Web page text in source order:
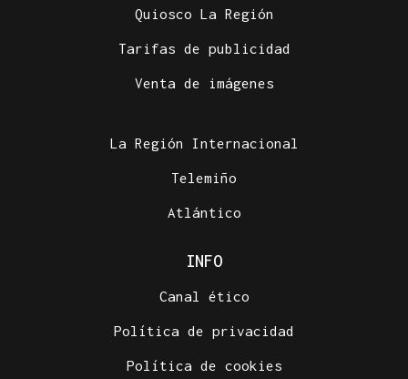
Quiosco La Región
Tarifas de publicidad
Venta de imágenes
La Región Internacional
Telemiño
Atlántico
INFO
Canal ético
Política de privacidad
Política de cookies